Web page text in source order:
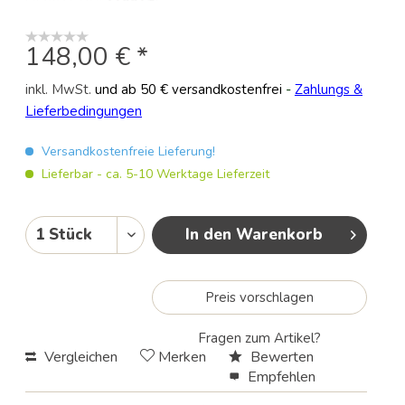
148,00 € *
inkl. MwSt. und ab 50 € versandkostenfrei - Zahlungs &
Lieferbedingungen
Versandkostenfreie Lieferung!
Lieferbar - ca. 5-10 Werktage Lieferzeit
In den Warenkorb
Preis vorschlagen
Fragen zum Artikel?
Vergleichen Merken
Bewerten
Empfehlen